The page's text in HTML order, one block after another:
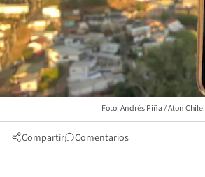
Foto: Andrés Piña / Aton Chile.
Compartir Comentarios